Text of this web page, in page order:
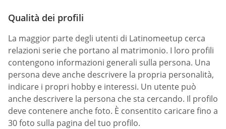
Qualità dei profili
La maggior parte degli utenti di Latinomeetup cerca
relazioni serie che portano al matrimonio. I loro profili
contengono informazioni generali sulla persona. Una
persona deve anche descrivere la propria personalità,
indicare i propri hobby e interessi. Un utente può
anche descrivere la persona che sta cercando. Il profilo
deve contenere anche foto. È consentito caricare fino a
30 foto sulla pagina del tuo profilo.